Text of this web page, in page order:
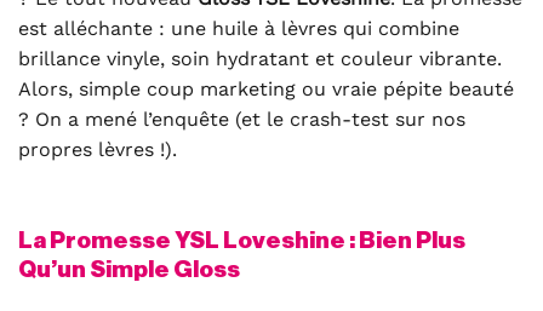
est alléchante : une huile à lèvres qui combine
brillance vinyle, soin hydratant et couleur vibrante.
Alors, simple coup marketing ou vraie pépite beauté
? On a mené l’enquête (et le crash-test sur nos
propres lèvres !).
La Promesse YSL Loveshine : Bien Plus
Qu’un Simple Gloss